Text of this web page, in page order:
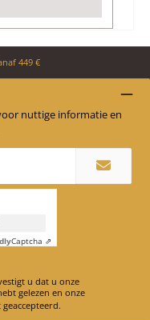
449 €
nuttige informatie en
Captcha ⇗
Door doorgaan te selecteren, bevestigt u dat u onze
hebt gelezen en onze
geaccepteerd.